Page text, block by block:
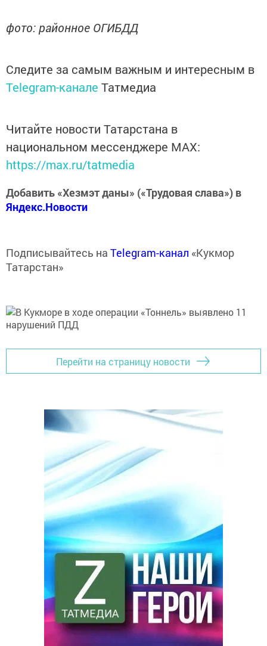
фото: районное ОГИБДД
Следите за самым важным и интересным в
Telegram-канале Татмедиа
Читайте новости Татарстана в
национальном мессенджере MАХ:
https://max.ru/tatmedia
Добавить «Хезмэт даны» («Трудовая слава») в
Яндекс.Новости
Подписывайтесь на Telegram-канал «Кукмор
Татарстан»
Перейти на страницу новости